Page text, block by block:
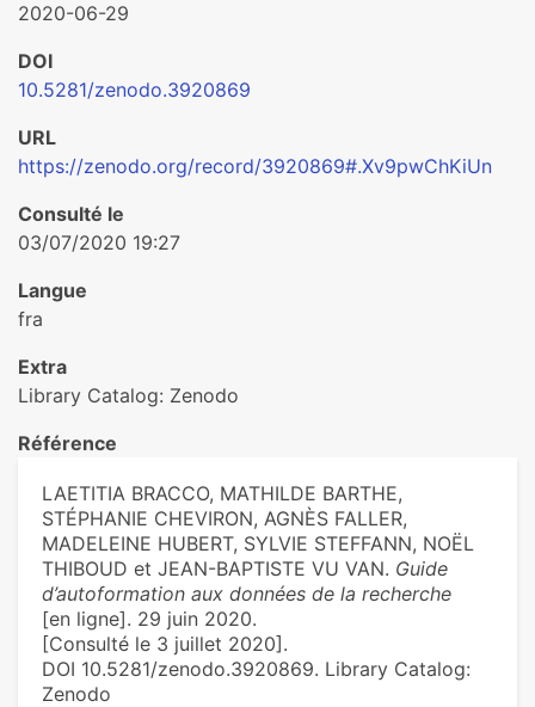
2020-06-29
DOI
10.5281/zenodo.3920869
URL
https://zenodo.org/record/3920869#.Xv9pwChKiUn
Consulté le
03/07/2020 19:27
Langue
fra
Extra
Library Catalog: Zenodo
Référence
LAETITIA BRACCO, MATHILDE BARTHE,
STÉPHANIE CHEVIRON, AGNÈS FALLER,
MADELEINE HUBERT, SYLVIE STEFFANN, NOËL
THIBOUD et JEAN-BAPTISTE VU VAN. Guide
d’autoformation aux données de la recherche
[en ligne]. 29 juin 2020.
[Consulté le 3 juillet 2020].
DOI 10.5281/zenodo.3920869. Library Catalog:
Zenodo